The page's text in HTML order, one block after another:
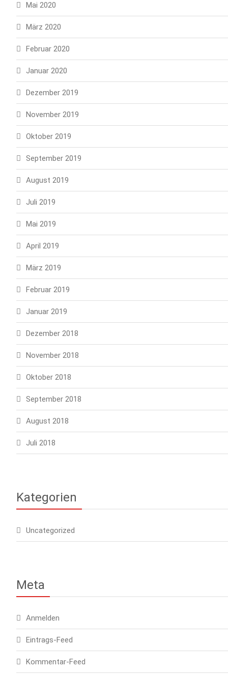
Mai 2020
März 2020
Februar 2020
Januar 2020
Dezember 2019
November 2019
Oktober 2019
September 2019
August 2019
Juli 2019
Mai 2019
April 2019
März 2019
Februar 2019
Januar 2019
Dezember 2018
November 2018
Oktober 2018
September 2018
August 2018
Juli 2018
Kategorien
Uncategorized
Meta
Anmelden
Eintrags-Feed
Kommentar-Feed